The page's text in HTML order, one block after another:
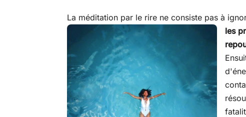
La méditation par le rire ne consiste pas à
les